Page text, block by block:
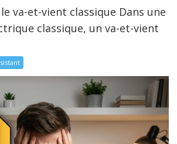
va-et-vient classique Dans une
classique, un va-et-vient